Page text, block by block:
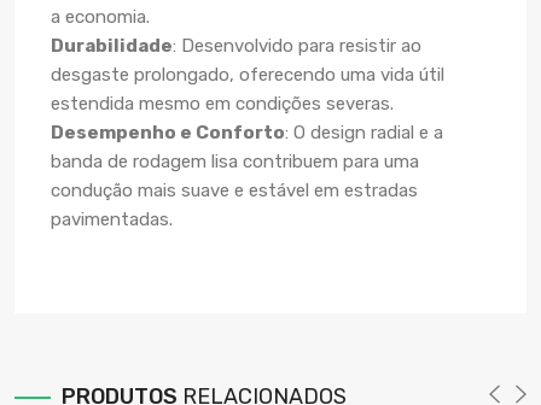
a economia.
Durabilidade: Desenvolvido para resistir ao
desgaste prolongado, oferecendo uma vida útil
estendida mesmo em condições severas.
Desempenho e Conforto: O design radial e a
banda de rodagem lisa contribuem para uma
condução mais suave e estável em estradas
pavimentadas.
PRODUTOS RELACIONADOS